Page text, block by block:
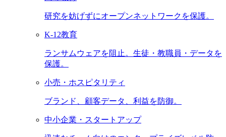
研究を妨げずにオープンネットワークを保護。
K-12教育
ランサムウェアを阻止。生徒・教職員・データを
保護。
小売・ホスピタリティ
ブランド、顧客データ、利益を防御。
中小企業・スタートアップ